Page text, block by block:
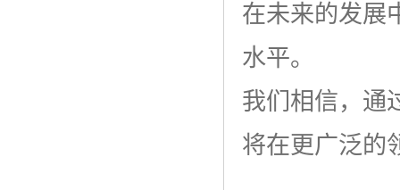
在未来的发展
水平。
我们相信，通
将在更广泛的